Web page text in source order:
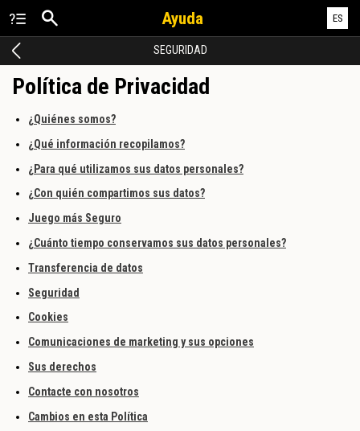
Ayuda ES
SEGURIDAD
Política de Privacidad
¿Quiénes somos?
¿Qué información recopilamos?
¿Para qué utilizamos sus datos personales?
¿Con quién compartimos sus datos?
Juego más Seguro
¿Cuánto tiempo conservamos sus datos personales?
Transferencia de datos
Seguridad
Cookies
Comunicaciones de marketing y sus opciones
Sus derechos
Contacte con nosotros
Cambios en esta Política